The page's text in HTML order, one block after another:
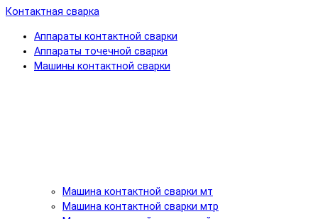
Контактная сварка
Аппараты контактной сварки
Аппараты точечной сварки
Машины контактной сварки
Машина контактной сварки мт
Машина контактной сварки мтр